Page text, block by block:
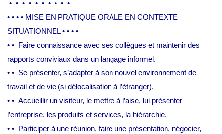
• • • • • • • • • •
• • • • MISE EN PRATIQUE ORALE EN CONTEXTE
SITUATIONNEL • • • •
• • Faire connaissance avec ses collègues et maintenir des
rapports conviviaux dans un langage informel.
• • Se présenter, s’adapter à son nouvel environnement de
travail et de vie (si délocalisation à l’étranger).
• • Accueillir un visiteur, le mettre à l’aise, lui présenter
l’entreprise, les produits et services, la hiérarchie.
• • Participer à une réunion, faire une présentation, négocier,